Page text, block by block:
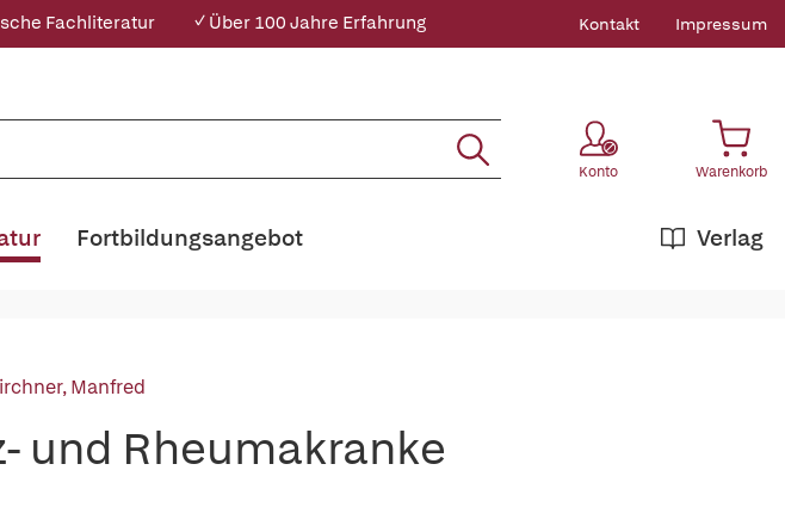
Fachliteratur ✓ Über 100 Jahre Erfahrung Kontakt Impressum
Konto Warenkorb
Verlag
Fortbildungsangebot
Manfred
und Rheumakranke